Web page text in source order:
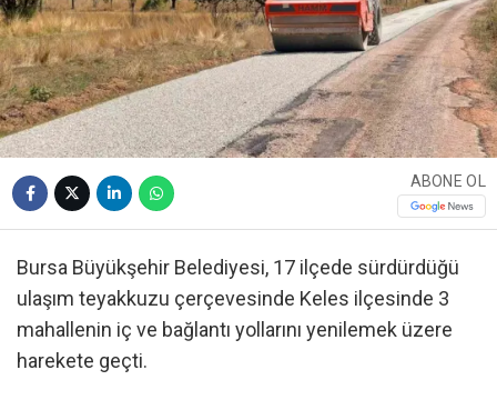
ABONE OL
Bursa Büyükşehir Belediyesi, 17 ilçede sürdürdüğü
ulaşım teyakkuzu çerçevesinde Keles ilçesinde 3
mahallenin iç ve bağlantı yollarını yenilemek üzere
harekete geçti.